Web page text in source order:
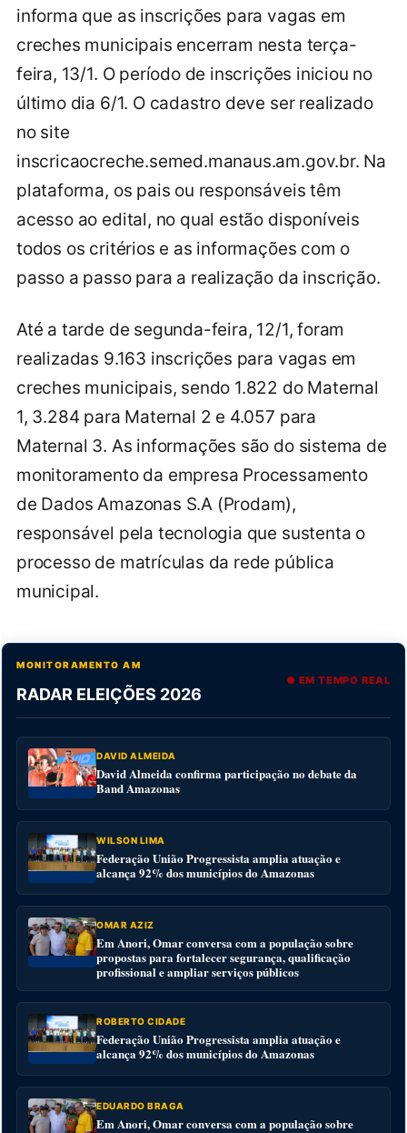
informa que as inscrições para vagas em
creches municipais encerram nesta terça-
feira, 13/1. O período de inscrições iniciou no
último dia 6/1. O cadastro deve ser realizado
no site
inscricaocreche.semed.manaus.am.gov.br. Na
plataforma, os pais ou responsáveis têm
acesso ao edital, no qual estão disponíveis
todos os critérios e as informações com o
passo a passo para a realização da inscrição.
Até a tarde de segunda-feira, 12/1, foram
realizadas 9.163 inscrições para vagas em
creches municipais, sendo 1.822 do Maternal
1, 3.284 para Maternal 2 e 4.057 para
Maternal 3. As informações são do sistema de
monitoramento da empresa Processamento
de Dados Amazonas S.A (Prodam),
responsável pela tecnologia que sustenta o
processo de matrículas da rede pública
municipal.
MONITORAMENTO AM
RADAR ELEIÇÕES 2026
● EM TEMPO REAL
DAVID ALMEIDA
David Almeida confirma participação no debate da
Band Amazonas
WILSON LIMA
Federação União Progressista amplia atuação e
alcança 92% dos municípios do Amazonas
OMAR AZIZ
Em Anori, Omar conversa com a população sobre
propostas para fortalecer segurança, qualificação
profissional e ampliar serviços públicos
ROBERTO CIDADE
Federação União Progressista amplia atuação e
alcança 92% dos municípios do Amazonas
EDUARDO BRAGA
Em Anori, Omar conversa com a população sobre